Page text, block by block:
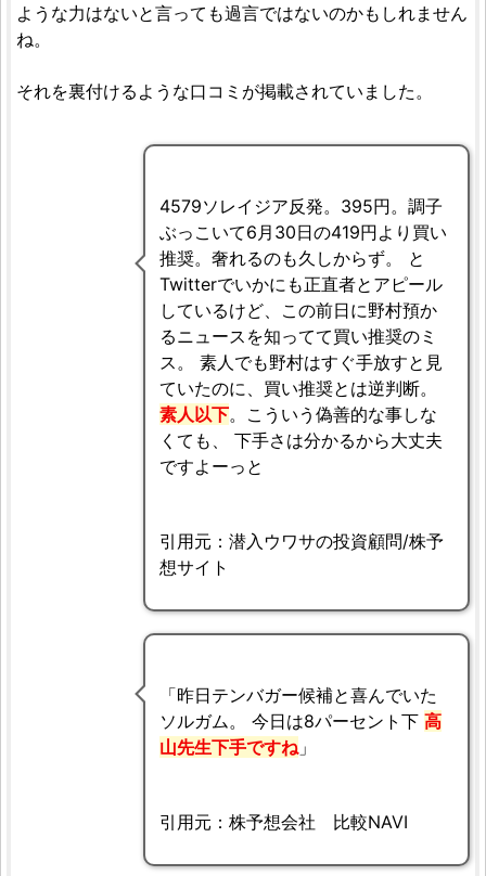
ような力はないと言っても過言ではないのかもしれません
ね。
それを裏付けるような口コミが掲載されていました。
4579ソレイジア反発。395円。調子
ぶっこいて6月30日の419円より買い
推奨。奢れるのも久しからず。 と
Twitterでいかにも正直者とアピール
しているけど、この前日に野村預か
るニュースを知ってて買い推奨のミ
ス。 素人でも野村はすぐ手放すと見
ていたのに、買い推奨とは逆判断。
素人以下。こういう偽善的な事しな
くても、 下手さは分かるから大丈夫
ですよーっと
引用元：潜入ウワサの投資顧問/株予
想サイト
「昨日テンバガー候補と喜んでいた
ソルガム。 今日は8パーセント下 高
山先生下手ですね」
引用元：株予想会社 比較NAVI